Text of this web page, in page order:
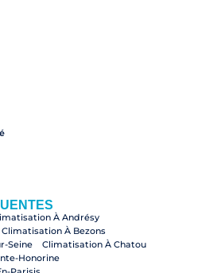
À Andrésy
Climatisation À Bezons
Seine
Climatisation À Chatou
Honorine